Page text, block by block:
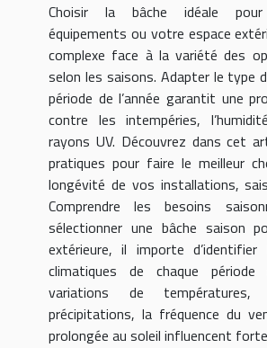
Choisir la bâche idéale
équipements ou votre espace
complexe face à la variété des
selon les saisons. Adapter le type
période de l’année garantit une
contre les intempéries,
rayons UV. Découvrez dans cet
pratiques pour faire le meilleur
longévité de vos installations,
Comprendre les besoins
sélectionner une bâche saison
extérieure, il importe d’identifier
climatiques de chaque période
variations de températures,
précipitations, la fréquence du
prolongée au soleil influencent